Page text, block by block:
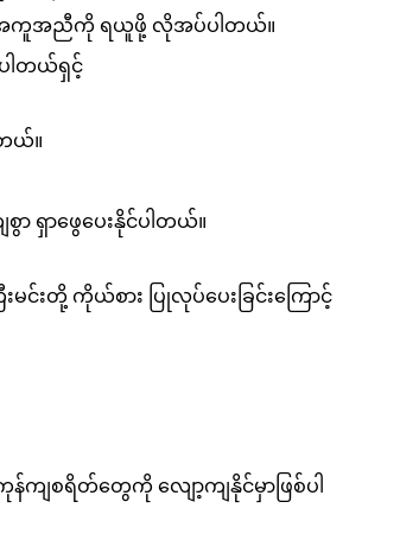
၏ အကူအညီကို ရယူဖို့ လိုအပ်ပါတယ်။
ါတယ်ရှင့်
ယ်။
ာ ရှာဖွေပေးနိုင်ပါတယ်။
င်းတို့ ကိုယ်စား ပြုလုပ်ပေးခြင်းကြောင့်
န်ကျစရိတ်တွေကို လျော့ကျနိုင်မှာဖြစ်ပါ